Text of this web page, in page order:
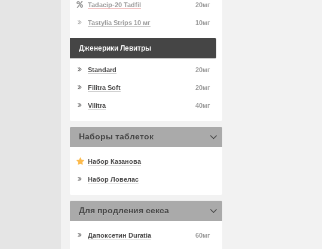
20мг
Tadacip-20 Tadfil
10мг
Tastylia Strips 10 мг
Дженерики Левитры
20мг
Standard
20мг
Filitra Soft
40мг
Vilitra
Наборы таблеток
Набор Казанова
Набор Ловелас
Для продления секса
60мг
Дапоксетин Duratia